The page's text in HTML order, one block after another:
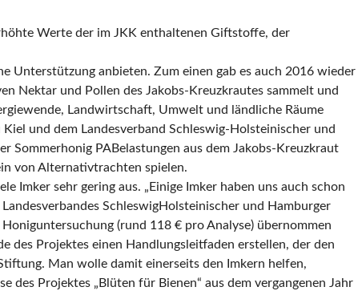
Werte der im JKK enthaltenen Giftstoffe, der
Unterstützung anbieten. Zum einen gab es auch 2016 wieder
Nektar und Pollen des Jakobs-Kreuzkrautes sammelt und
Landwirtschaft, Umwelt und ländliche Räume
und dem Landesverband Schleswig-Holsteinischer und
Sommerhonig PABelastungen aus dem Jakobs-Kreuzkraut
von Alternativtrachten spielen.
Imker sehr gering aus. „Einige Imker haben uns auch schon
SchleswigHolsteinischer und Hamburger
(rund 118 € pro Analyse) übernommen
des Projektes einen Handlungsleitfaden erstellen, der den
Man wolle damit einerseits den Imkern helfen,
des Projektes „Blüten für Bienen“ aus dem vergangenen Jahr